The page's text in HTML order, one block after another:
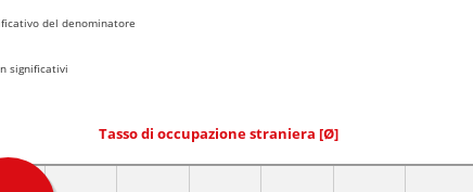
del denominatore
significativi
Tasso di occupazione straniera [Ø]